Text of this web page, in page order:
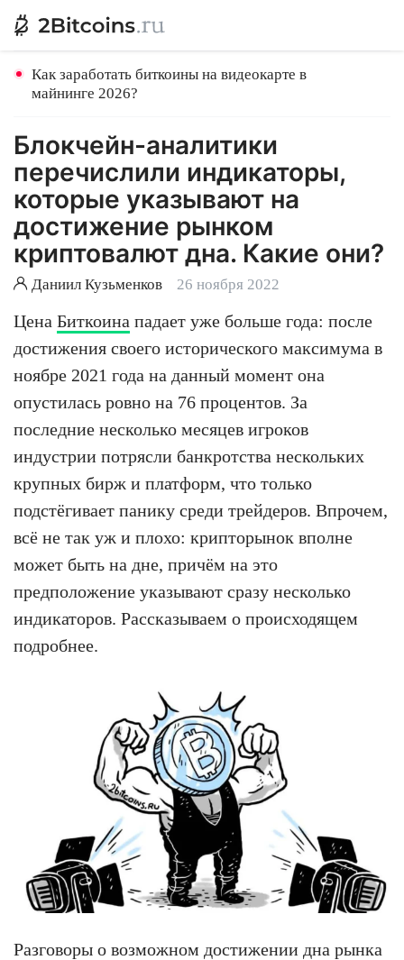
Как заработать биткоины на видеокарте в
майнинге 2026?
Блокчейн-аналитики
перечислили индикаторы,
которые указывают на
достижение рынком
криптовалют дна. Какие они?
Даниил Кузьменков 26 ноября 2022
Цена Биткоина падает уже больше года: после
достижения своего исторического максимума в
ноябре 2021 года на данный момент она
опустилась ровно на 76 процентов. За
последние несколько месяцев игроков
индустрии потрясли банкротства нескольких
крупных бирж и платформ, что только
подстёгивает панику среди трейдеров. Впрочем,
всё не так уж и плохо: крипторынок вполне
может быть на дне, причём на это
предположение указывают сразу несколько
индикаторов. Рассказываем о происходящем
подробнее.
Разговоры о возможном достижении дна рынка